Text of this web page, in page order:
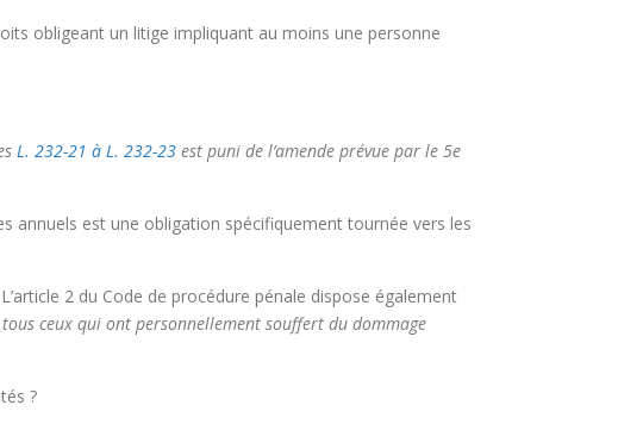
obligeant un litige impliquant au moins une personne
L. 232-21 à L. 232-23 est puni de l’amende prévue par le 5e
annuels est une obligation spécifiquement tournée vers les
2 du Code de procédure pénale dispose également
ceux qui ont personnellement souffert du dommage
?